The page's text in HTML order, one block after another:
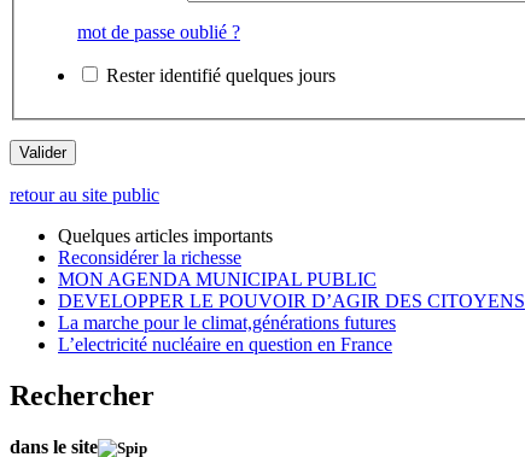
mot de passe oublié ?
Rester identifié quelques jours
retour au site public
Quelques articles importants
Reconsidérer la richesse
MON AGENDA MUNICIPAL PUBLIC
DEVELOPPER LE POUVOIR D’AGIR DES CITOYENS
La marche pour le climat,générations futures
L’electricité nucléaire en question en France
Rechercher
dans le site